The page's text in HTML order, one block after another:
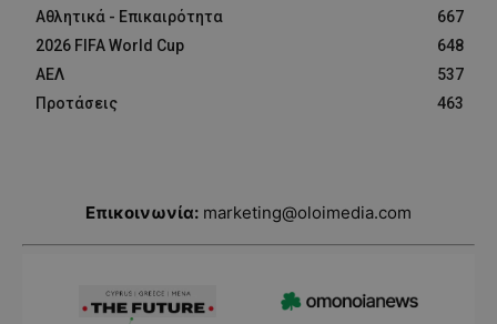
Αθλητικά - Επικαιρότητα
667
2026 FIFA World Cup
648
ΑΕΛ
537
Προτάσεις
463
Επικοινωνία: marketing@oloimedia.com